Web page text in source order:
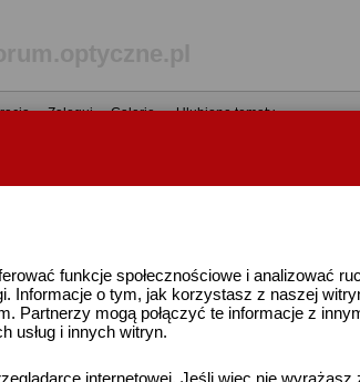
funkcje społecznościowe i analizować
Informacje o tym, jak korzystasz z naszej
Partnerzy mogą połączyć te informacje z
usług i innych witryn.
internetowej. Jeśli więc nie wyrażasz
•Zaloguj•Galerie• Ulubione tematy